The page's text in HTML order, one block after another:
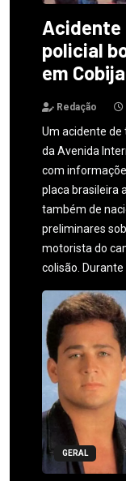
Acidente
policial
em Cobija
Redação
Um acidente
da Avenida
com
placa brasileira
também de
preliminares
motorista do
colisão.
GERAL